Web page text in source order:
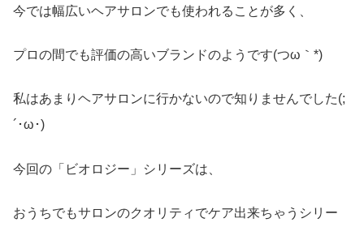
今では幅広いヘアサロンでも使われることが多く、
プロの間でも評価の高いブランドのようです(つω｀*)
私はあまりヘアサロンに行かないので知りませんでした(;
´･ω･)
今回の「ビオロジー」シリーズは、
おうちでもサロンのクオリティでケア出来ちゃうシリー